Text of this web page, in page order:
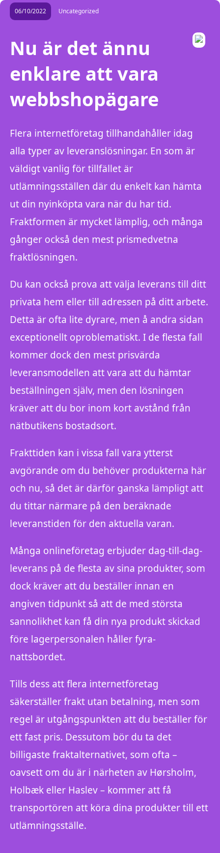
06/10/2022 Uncategorized
Nu är det ännu
enklare att vara
webbshopägare
Flera internetföretag tillhandahåller idag
alla typer av leveranslösningar. En som är
väldigt vanlig för tillfället är
utlämningsställen där du enkelt kan hämta
ut din nyinköpta vara när du har tid.
Fraktformen är mycket lämplig, och många
gånger också den mest prismedvetna
fraktlösningen.
Du kan också prova att välja leverans till ditt
privata hem eller till adressen på ditt arbete.
Detta är ofta lite dyrare, men å andra sidan
exceptionellt oproblematiskt. I de flesta fall
kommer dock den mest prisvärda
leveransmodellen att vara att du hämtar
beställningen själv, men den lösningen
kräver att du bor inom kort avstånd från
nätbutikens bostadsort.
Frakttiden kan i vissa fall vara ytterst
avgörande om du behöver produkterna här
och nu, så det är därför ganska lämpligt att
du tittar närmare på den beräknade
leveranstiden för den aktuella varan.
Många onlineföretag erbjuder dag-till-dag-
leverans på de flesta av sina produkter, som
dock kräver att du beställer innan en
angiven tidpunkt så att de med största
sannolikhet kan få din nya produkt skickad
före lagerpersonalen håller fyra-
nattsbordet.
Tills dess att flera internetföretag
säkerställer frakt utan betalning, men som
regel är utgångspunkten att du beställer för
ett fast pris. Dessutom bör du ta det
billigaste fraktalternativet, som ofta –
oavsett om du är i närheten av Hørsholm,
Holbæk eller Haslev – kommer att få
transportören att köra dina produkter till ett
utlämningsställe.